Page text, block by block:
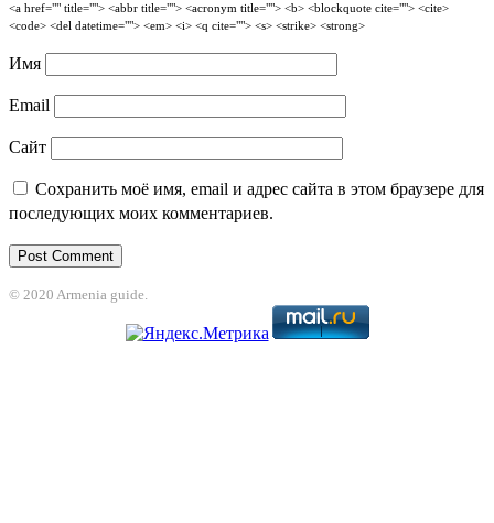
<a href="" title=""> <abbr title=""> <acronym title=""> <b> <blockquote cite=""> <cite>
<code> <del datetime=""> <em> <i> <q cite=""> <s> <strike> <strong>
Имя
Email
Сайт
Сохранить моё имя, email и адрес сайта в этом браузере для
последующих моих комментариев.
© 2020 Armenia guide.